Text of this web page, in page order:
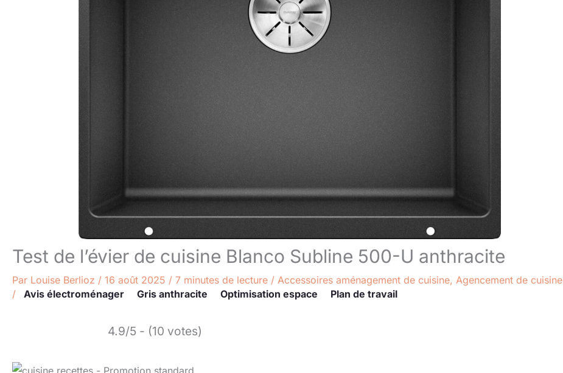
Test de l’évier de cuisine Blanco Subline 500-U anthracite
Par Louise Berlioz / 16 août 2025 / 7 minutes de lecture / Accessoires aménagement de cuisine, Agencement de cuisine
/
Avis électroménager Gris anthracite Optimisation espace Plan de travail
4.9/5 - (10 votes)